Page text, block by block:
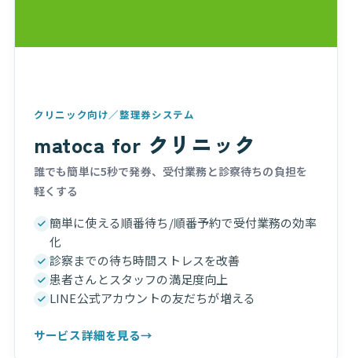
クリニック向け／整理券システム
matoca for クリニック
誰でも簡単に5秒で発券、受付業務と診察待ちの負担を
軽くする
簡単に使える順番待ち/順番予約で受付業務の効率
化
診察までの待ち時間ストレスを改善
患者さんとスタッフの満足度向上
LINE公式アカウントの友だちが増える
サービス詳細を見る→